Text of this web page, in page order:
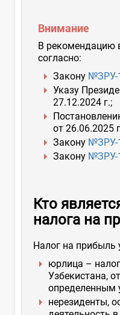
Внимание
В рекомендацию
согласно:
Закону №ЗРУ-
Указу
27.12.2024 г.;
от 26.06.2025
Закону №ЗРУ-
Закону №ЗРУ-
Кто
налога на
Налог на прибыль
юрлица –
Узбекистана,
определенным
нерезиденты,